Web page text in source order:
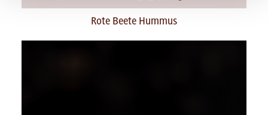
Rote Beete Hummus